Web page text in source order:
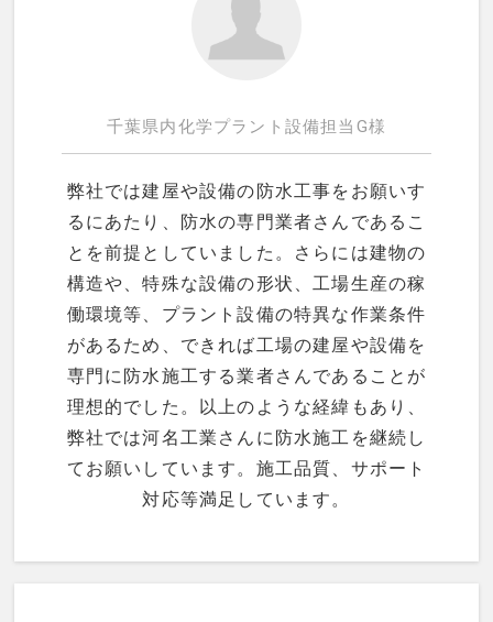
千葉県内化学プラント設備担当G様
弊社では建屋や設備の防水工事をお願いす
るにあたり、防水の専門業者さんであるこ
とを前提としていました。さらには建物の
構造や、特殊な設備の形状、工場生産の稼
働環境等、プラント設備の特異な作業条件
があるため、できれば工場の建屋や設備を
専門に防水施工する業者さんであることが
理想的でした。以上のような経緯もあり、
弊社では河名工業さんに防水施工を継続し
てお願いしています。施工品質、サポート
対応等満足しています。